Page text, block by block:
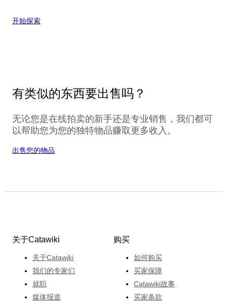
开始探索
有类似的东西要出售吗？
无论您是在线拍卖的新手还是专业销售，我们都可
以帮助您为您的独特物品赚取更多收入。
出售您的物品
关于Catawiki
关于Catawiki
我们的专家们
就职
媒体报道
购买
如何购买
买家保障
Catawiki故事
买家条款